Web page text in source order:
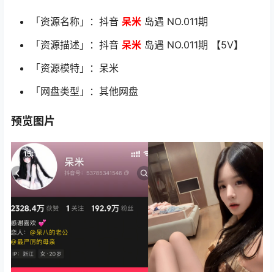
「资源名称」：抖音 呆米 岛遇 NO.011期
「资源描述」：抖音 呆米 岛遇 NO.011期 【5V】
「资源模特」：呆米
「网盘类型」：其他网盘
预览图片